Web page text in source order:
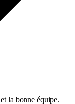
la bonne équipe.